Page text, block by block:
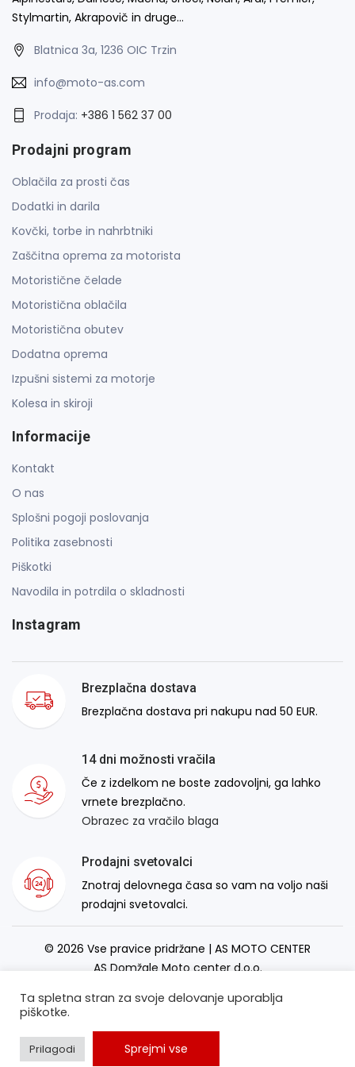
Stylmartin, Akrapovič in druge…
Blatnica 3a, 1236 OIC Trzin
info@moto-as.com
Prodaja: +386 1 562 37 00
Prodajni program
Oblačila za prosti čas
Dodatki in darila
Kovčki, torbe in nahrbtniki
Zaščitna oprema za motorista
Motoristične čelade
Motoristična oblačila
Motoristična obutev
Dodatna oprema
Izpušni sistemi za motorje
Kolesa in skiroji
Informacije
Kontakt
O nas
Splošni pogoji poslovanja
Politika zasebnosti
Piškotki
Navodila in potrdila o skladnosti
Instagram
Brezplačna dostava
Brezplačna dostava pri nakupu nad 50 EUR.
14 dni možnosti vračila
Če z izdelkom ne boste zadovoljni, ga lahko
vrnete brezplačno.
Obrazec za vračilo blaga
Prodajni svetovalci
Znotraj delovnega časa so vam na voljo naši
prodajni svetovalci.
© 2026 Vse pravice pridržane | AS MOTO CENTER
AS Domžale Moto center d.o.o.
Ta spletna stran za svoje delovanje uporablja
piškotke.
Prilagodi Sprejmi vse